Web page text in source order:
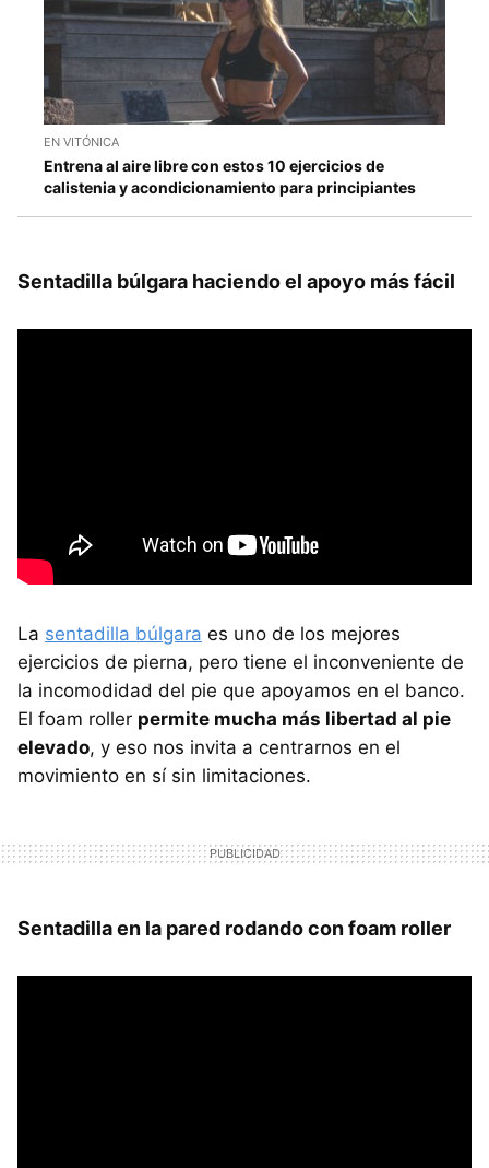
EN VITÓNICA
Entrena al aire libre con estos 10 ejercicios de
calistenia y acondicionamiento para principiantes
Sentadilla búlgara haciendo el apoyo más fácil
La sentadilla búlgara es uno de los mejores
ejercicios de pierna, pero tiene el inconveniente de
la incomodidad del pie que apoyamos en el banco.
El foam roller permite mucha más libertad al pie
elevado, y eso nos invita a centrarnos en el
movimiento en sí sin limitaciones.
Sentadilla en la pared rodando con foam roller